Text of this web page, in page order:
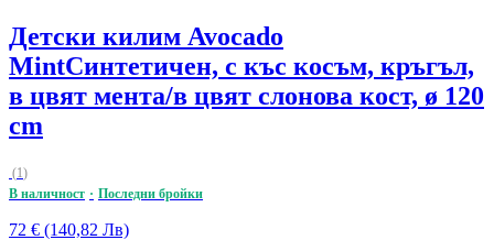
Детски килим Avocado
MintСинтетичен, с къс косъм, кръгъл,
в цвят мента/в цвят слонова кост, ø 120
cm
(1)
В наличност
Последни бройки
72 € (140,82 Лв)